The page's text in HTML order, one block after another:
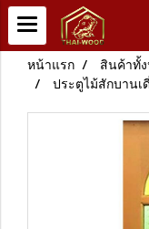
หน้าแรก สินค้าทั้
ประตูไม้สักบานเ